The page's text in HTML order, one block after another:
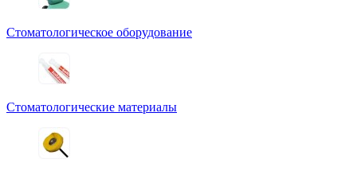
Стоматологическое оборудование
Стоматологические материалы